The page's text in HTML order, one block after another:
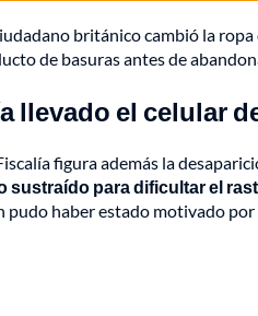
británico cambió la
de basuras antes de
llevado el celular
figura además la
sustraído para dificultar el
pudo haber estado motivado por